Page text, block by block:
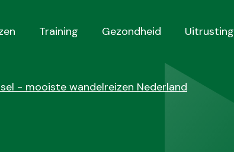
Training Gezondheid Uitrusting
- mooiste wandelreizen Nederland